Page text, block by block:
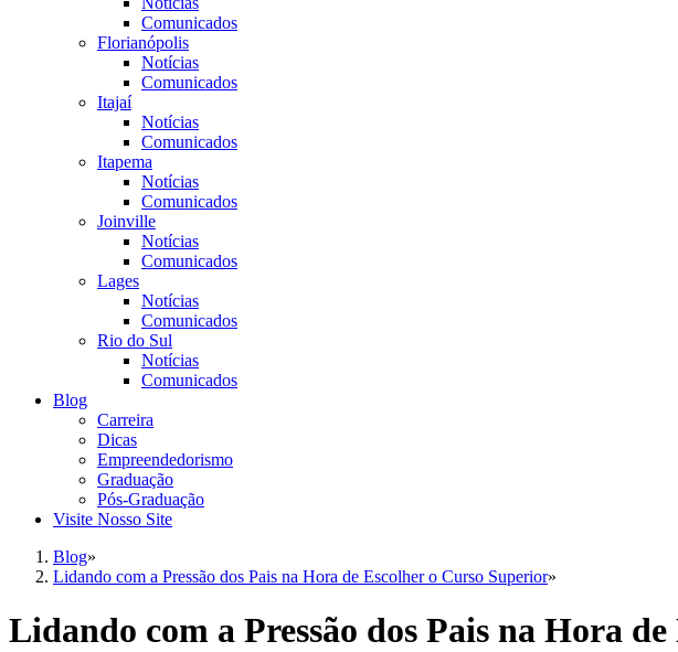
Comunicados
Florianópolis
Notícias
Comunicados
Itajaí
Notícias
Comunicados
Itapema
Notícias
Comunicados
Joinville
Notícias
Comunicados
Lages
Notícias
Comunicados
Rio do Sul
Notícias
Comunicados
Blog
Carreira
Dicas
Empreendedorismo
Graduação
Pós-Graduação
Visite Nosso Site
Blog»
Lidando com a Pressão dos Pais na Hora de Escolher o Curso Superior»
Lidando com a Pressão dos Pais na Hora